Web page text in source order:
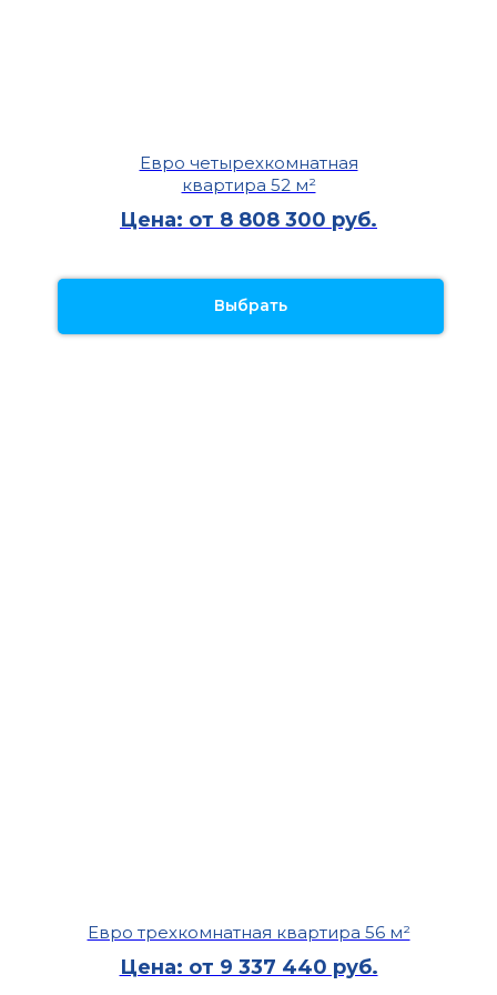
Евро четырехкомнатная
квартира 52 м²
Цена: от 8 808 300 руб.
Выбрать
Евро трехкомнатная квартира 56 м²
Цена: от 9 337 440 руб.